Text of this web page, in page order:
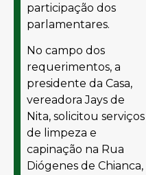
participação dos
parlamentares.
No campo dos
requerimentos, a
presidente da Casa,
vereadora Jays de
Nita, solicitou serviços
de limpeza e
capinação na Rua
Diógenes de Chianca,